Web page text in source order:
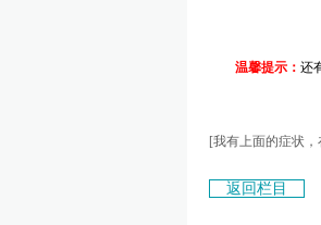
温馨提示： 还
[我有上面的症状
返回栏目